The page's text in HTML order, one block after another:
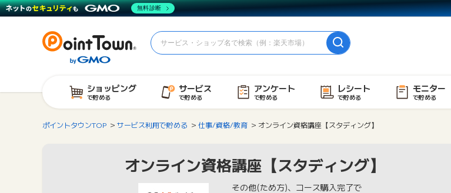
ショッピング
で貯める
サービス
で貯める
アンケート
で貯める
レシート
で貯める
モニター
で貯める
ポイントタウンTOP サービス利用で貯める 仕事/資格/教育 オンライン資格講座【スタディング】
オンライン資格講座【スタディング】
その他(ため方)、コース購入完了で
無料診断